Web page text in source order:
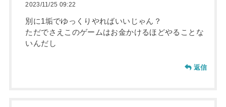
2023/11/25 09:22
別に1垢でゆっくりやればいいじゃん？
ただでさえこのゲームはお金かけるほどやることな
いんだし
返信